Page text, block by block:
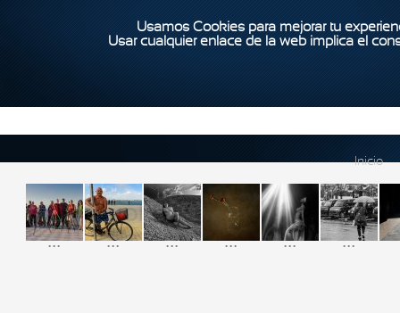
Usamos Cookies para mejorar tu
Usar cualquier enlace de la web implica el
Inicio
... ... ... ... ... ...